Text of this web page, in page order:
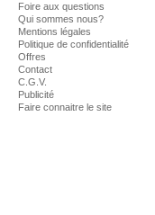
Foire aux questions
Qui sommes nous?
Mentions légales
Politique de confidentialité
Offres
Contact
C.G.V.
Publicité
Faire connaitre le site